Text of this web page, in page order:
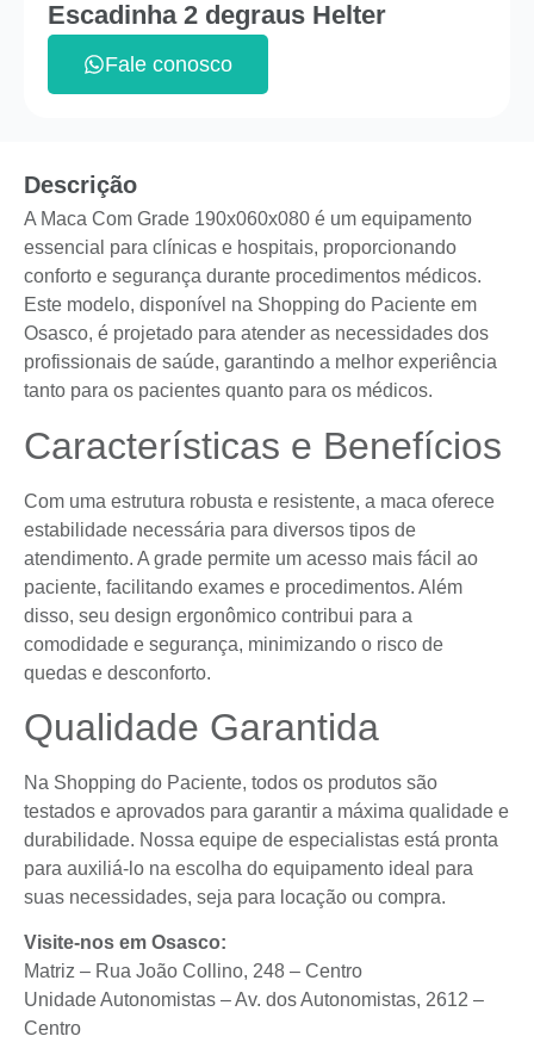
Escadinha 2 degraus Helter
Fale conosco
Descrição
A Maca Com Grade 190x060x080 é um equipamento
essencial para clínicas e hospitais, proporcionando
conforto e segurança durante procedimentos médicos.
Este modelo, disponível na Shopping do Paciente em
Osasco, é projetado para atender as necessidades dos
profissionais de saúde, garantindo a melhor experiência
tanto para os pacientes quanto para os médicos.
Características e Benefícios
Com uma estrutura robusta e resistente, a maca oferece
estabilidade necessária para diversos tipos de
atendimento. A grade permite um acesso mais fácil ao
paciente, facilitando exames e procedimentos. Além
disso, seu design ergonômico contribui para a
comodidade e segurança, minimizando o risco de
quedas e desconforto.
Qualidade Garantida
Na Shopping do Paciente, todos os produtos são
testados e aprovados para garantir a máxima qualidade e
durabilidade. Nossa equipe de especialistas está pronta
para auxiliá-lo na escolha do equipamento ideal para
suas necessidades, seja para locação ou compra.
Visite-nos em Osasco:
Matriz – Rua João Collino, 248 – Centro
Unidade Autonomistas – Av. dos Autonomistas, 2612 –
Centro